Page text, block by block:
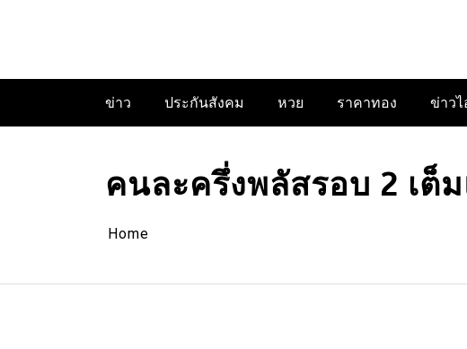
ข่าว ประกันสังคม หวย ราคาทอง ข่าวไ
คนละครึ่งพลัสรอบ 2 เต็
Home